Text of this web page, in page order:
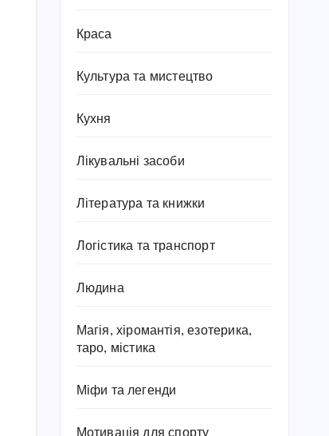
Краса
Культура та мистецтво
Кухня
Лікувальні засоби
Література та книжки
Логістика та транспорт
Людина
Магія, хіромантія, езотерика,
таро, містика
Міфи та легенди
Мотивація для спорту